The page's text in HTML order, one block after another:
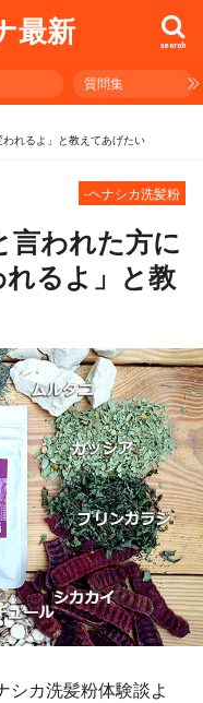
最新 search
質問集
れるよ」と教えてあげたい
-ヘナシカ洗髪粉
言われた方に
れるよ」と教
シカ洗髪粉体験談よ